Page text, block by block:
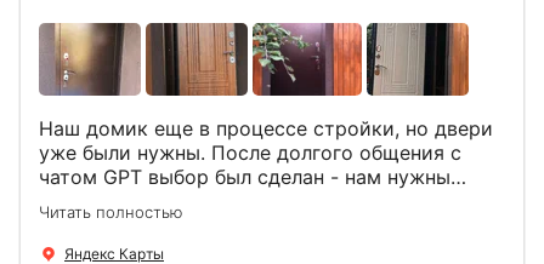
Наш домик еще в процессе стройки, но двери
уже были нужны. После долгого общения с
чатом GPT выбор был сделан - нам нужны
двери Аргус Термо Композит, которые нашлись
в компании ДвериОпт . Менеджер Филипп
ответил на все вопросы, посчитал стоимость и
Читать полностью
Яндекс Карты